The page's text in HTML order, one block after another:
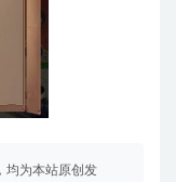
均为本站原创发